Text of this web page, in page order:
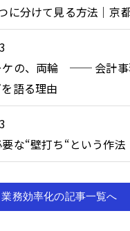
に分けて見る方法｜京
ケの、両輪 ── 会計事
語る理由
な“壁打ち“という作法
業務効率化の記事一覧へ